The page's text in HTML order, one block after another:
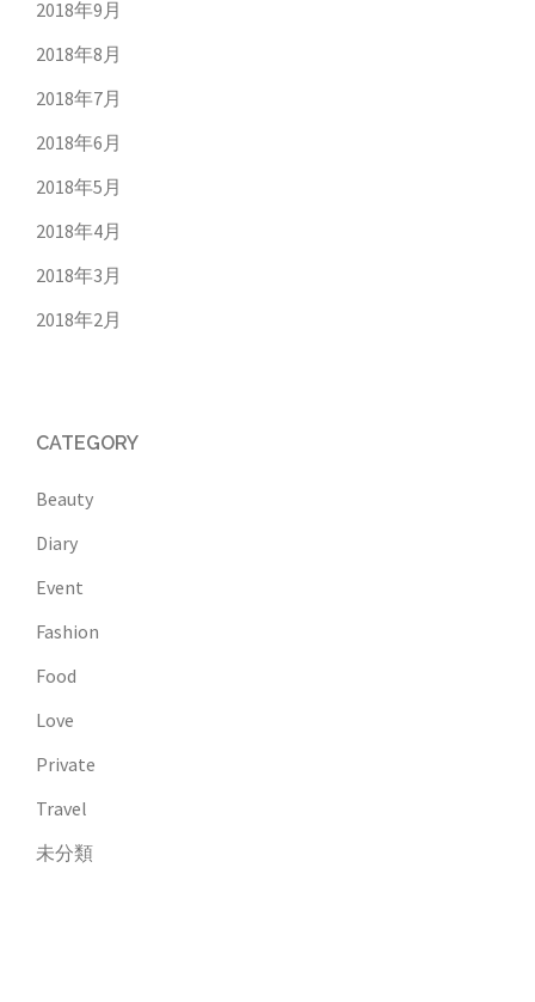
2018年9月
2018年8月
2018年7月
2018年6月
2018年5月
2018年4月
2018年3月
2018年2月
CATEGORY
Beauty
Diary
Event
Fashion
Food
Love
Private
Travel
未分類